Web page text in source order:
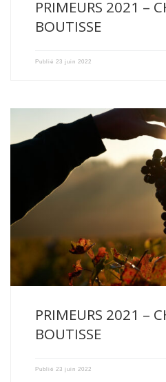
PRIMEURS 2021 –
BOUTISSE
Publié 23 juin 2022
Après un hiver pluvieux et doux, le
PRIMEURS 2021 –
BOUTISSE
Publié 23 juin 2022